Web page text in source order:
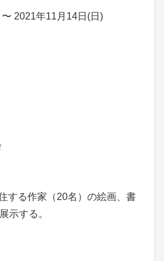
2021年11月14日(日)
する作家（20名）の絵画、書
示する。